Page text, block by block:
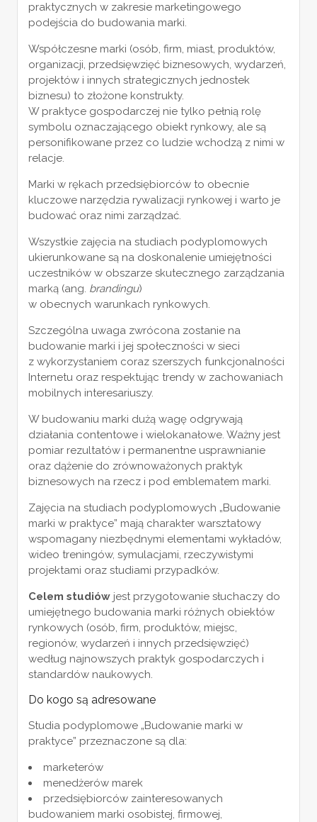
praktycznych w zakresie marketingowego
podejścia do budowania marki.
Współczesne marki (osób, firm, miast, produktów,
organizacji, przedsięwzięć biznesowych, wydarzeń,
projektów i innych strategicznych jednostek
biznesu) to złożone konstrukty.
W praktyce gospodarczej nie tylko pełnią rolę
symbolu oznaczającego obiekt rynkowy, ale są
personifikowane przez co ludzie wchodzą z nimi w
relacje.
Marki w rękach przedsiębiorców to obecnie
kluczowe narzędzia rywalizacji rynkowej i warto je
budować oraz nimi zarządzać.
Wszystkie zajęcia na studiach podyplomowych
ukierunkowane są na doskonalenie umiejętności
uczestników w obszarze skutecznego zarządzania
marką (ang. brandingu)
w obecnych warunkach rynkowych.
Szczególna uwaga zwrócona zostanie na
budowanie marki i jej społeczności w sieci
z wykorzystaniem coraz szerszych funkcjonalności
Internetu oraz respektując trendy w zachowaniach
mobilnych interesariuszy.
W budowaniu marki dużą wagę odgrywają
działania contentowe i wielokanałowe. Ważny jest
pomiar rezultatów i permanentne usprawnianie
oraz dążenie do zrównoważonych praktyk
biznesowych na rzecz i pod emblematem marki.
Zajęcia na studiach podyplomowych „Budowanie
marki w praktyce” mają charakter warsztatowy
wspomagany niezbędnymi elementami wykładów,
wideo treningów, symulacjami, rzeczywistymi
projektami oraz studiami przypadków.
Celem studiów jest przygotowanie słuchaczy do
umiejętnego budowania marki różnych obiektów
rynkowych (osób, firm, produktów, miejsc,
regionów, wydarzeń i innych przedsięwzięć)
według najnowszych praktyk gospodarczych i
standardów naukowych.
Do kogo są adresowane
Studia podyplomowe „Budowanie marki w
praktyce” przeznaczone są dla:
marketerów
menedżerów marek
przedsiębiorców zainteresowanych
budowaniem marki osobistej, firmowej,